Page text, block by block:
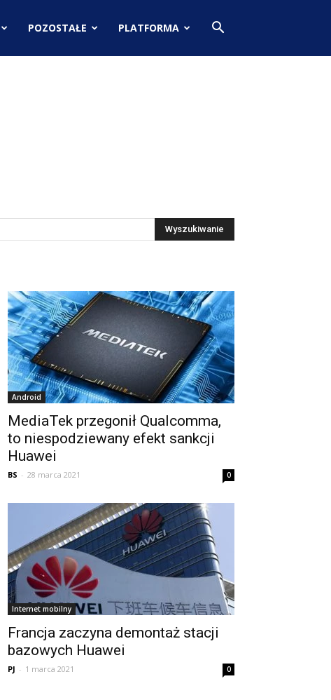
POZOSTAŁE PLATFORMA
Android
MediaTek przegonił Qualcomma,
to niespodziewany efekt sankcji
Huawei
BS - 28 marca 2021 0
Internet mobilny
Francja zaczyna demontaż stacji
bazowych Huawei
PJ - 1 marca 2021 0